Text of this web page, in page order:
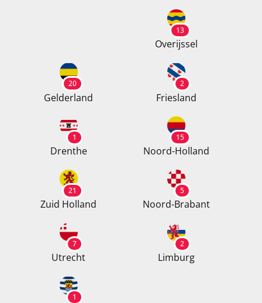
13
Overijssel
20
Gelderland
2
Friesland
1
Drenthe
15
Noord-Holland
21
Zuid Holland
5
Noord-Brabant
7
Utrecht
2
Limburg
1